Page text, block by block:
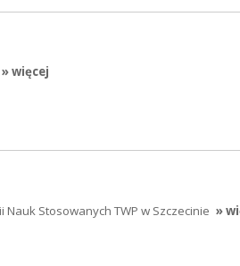
» więcej
Stosowanych TWP w Szczecinie »